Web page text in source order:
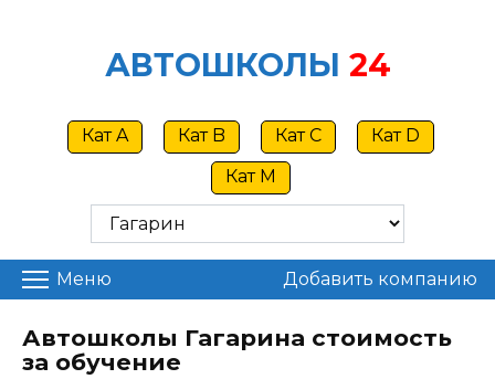
АВТОШКОЛЫ 24
Кат A Кат B Кат C
Кат D
Кат M
Меню Добавить компанию
Автошколы Гагарина стоимость
за обучение